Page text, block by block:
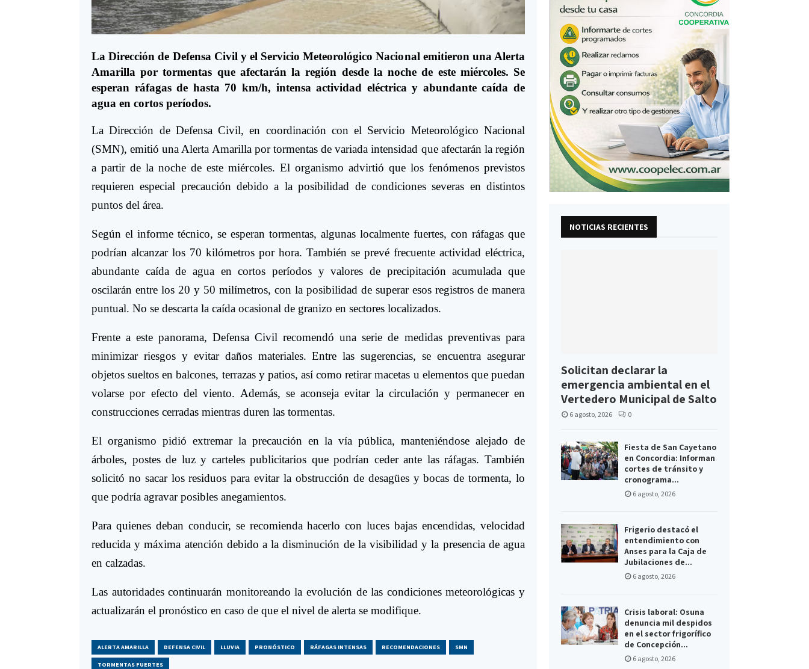
La Dirección de Defensa Civil y el Servicio Meteorológico Nacional emitieron una Alerta
Amarilla por tormentas que afectarán la región desde la noche de este miércoles. Se
esperan ráfagas de hasta 70 km/h, intensa actividad eléctrica y abundante caída de
agua en cortos períodos.
La Dirección de Defensa Civil, en coordinación con el Servicio Meteorológico Nacional
(SMN), emitió una Alerta Amarilla por tormentas de variada intensidad que afectarán la región
a partir de la noche de este miércoles. El organismo advirtió que los fenómenos previstos
requieren especial precaución debido a la posibilidad de condiciones severas en distintos
puntos del área.
Según el informe técnico, se esperan tormentas, algunas localmente fuertes, con ráfagas que
podrían alcanzar los 70 kilómetros por hora. También se prevé frecuente actividad eléctrica,
abundante caída de agua en cortos períodos y valores de precipitación acumulada que
oscilarán entre los 20 y 50 milímetros, con la posibilidad de superar esos registros de manera
puntual. No se descarta la caída ocasional de granizo en sectores localizados.
Frente a este panorama, Defensa Civil recomendó una serie de medidas preventivas para
minimizar riesgos y evitar daños materiales. Entre las sugerencias, se encuentra asegurar
objetos sueltos en balcones, terrazas y patios, así como retirar macetas u elementos que puedan
volarse por efecto del viento. Además, se aconseja evitar la circulación y permanecer en
construcciones cerradas mientras duren las tormentas.
El organismo pidió extremar la precaución en la vía pública, manteniéndose alejado de
árboles, postes de luz y carteles publicitarios que podrían ceder ante las ráfagas. También
solicitó no sacar los residuos para evitar la obstrucción de desagües y bocas de tormenta, lo
que podría agravar posibles anegamientos.
Para quienes deban conducir, se recomienda hacerlo con luces bajas encendidas, velocidad
reducida y máxima atención debido a la disminución de la visibilidad y la presencia de agua
en calzadas.
Las autoridades continuarán monitoreando la evolución de las condiciones meteorológicas y
actualizarán el pronóstico en caso de que el nivel de alerta se modifique.
ALERTA AMARILLA DEFENSA CIVIL LLUVIA PRONÓSTICO RÁFAGAS INTENSAS RECOMENDACIONES SMN
TORMENTAS FUERTES
NOTICIAS RECIENTES
Solicitan declarar la
emergencia ambiental en el
Vertedero Municipal de Salto
6 agosto, 2026 0
Fiesta de San Cayetano
en Concordia: Informan
cortes de tránsito y
cronograma...
6 agosto, 2026
Frigerio destacó el
entendimiento con
Anses para la Caja de
Jubilaciones de...
6 agosto, 2026
Crisis laboral: Osuna
denuncia mil despidos
en el sector frigorífico
de Concepción...
6 agosto, 2026